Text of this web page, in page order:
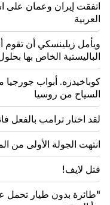
09:11
"النشر". أريك
08:42
"النشر". يشعر الجميع
08:19
انتخاب فارديفانيان
استثنائي في
08:00
كيف تم إعادة توزيع
اتفقت إيران وعمان على
العربية
ويأمل زيلينسكي أن تقوم
الباليستية الخاص بها بحلول
كوباخيدزه. أبواب
السياح من روسيا
لقد اختار ترامب بالفعل
انتهت الجولة الأولى من
قتل لايف!
"طائرة بدون طيار تحمل